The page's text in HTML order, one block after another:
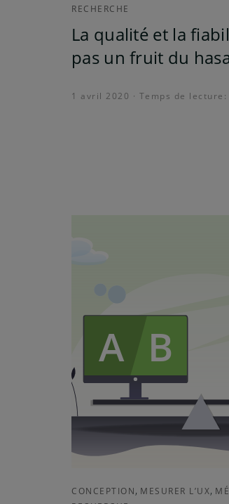
RECHERCHE
La qualité et la
pas un fruit du
1 avril 2020 · Temps de
CONCEPTION, MESURER L’UX,